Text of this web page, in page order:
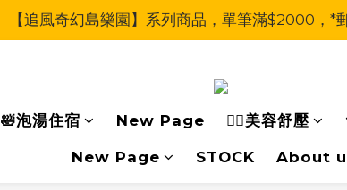
【追風奇幻島樂園】系列商品，單筆滿$2000，*
🛀泡湯住宿 New Page 🧖‍♀美容舒壓
New Page STOCK About